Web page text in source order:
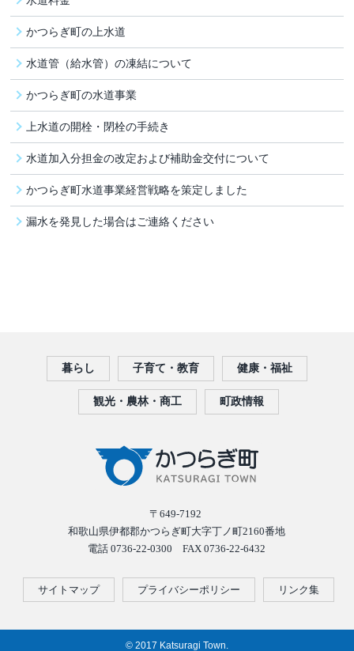
かつらぎ町の上水道
水道管（給水管）の凍結について
かつらぎ町の水道事業
上水道の開栓・閉栓の手続き
水道加入分担金の改定および補助金交付について
かつらぎ町水道事業経営戦略を策定しました
漏水を発見した場合はご連絡ください
暮らし 子育て・教育 健康・福祉
観光・農林・商工 町政情報
〒649-7192
和歌山県伊都郡かつらぎ町大字丁ノ町2160番地
電話 0736-22-0300 FAX 0736-22-6432
サイトマップ プライバシーポリシー リンク集
© 2017 Katsuragi Town.